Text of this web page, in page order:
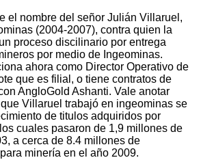
el nombre del señor Julián Villaruel,
(2004-2007), contra quien la
proceso discilinario por entrega
por medio de Ingeominas.
ahora como Director Operativo de
que es filial, o tiene contratos de
AngloGold Ashanti. Vale anotar
Villaruel trabajó en ingeominas se
de titulos adquiridos por
cuales pasaron de 1,9 millones de
a cerca de 8.4 millones de
minería en el año 2009.